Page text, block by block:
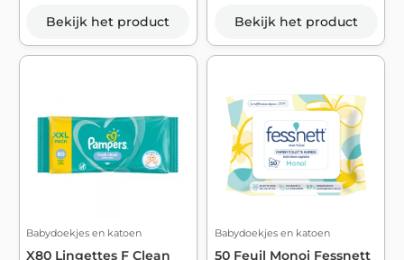
Bekijk het product Bekijk het product
Babydoekjes en katoen
X80 Lingettes F Clean
Babydoekjes en katoen
50 Feuil Monoi Fessnett